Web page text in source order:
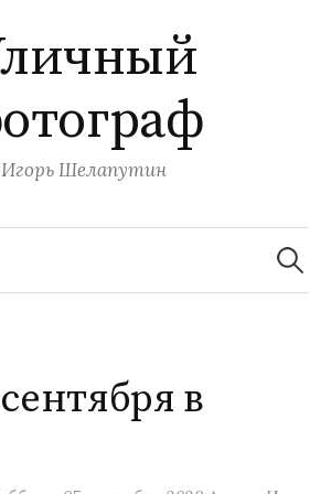
Игорь Шелапутин
а
й
в